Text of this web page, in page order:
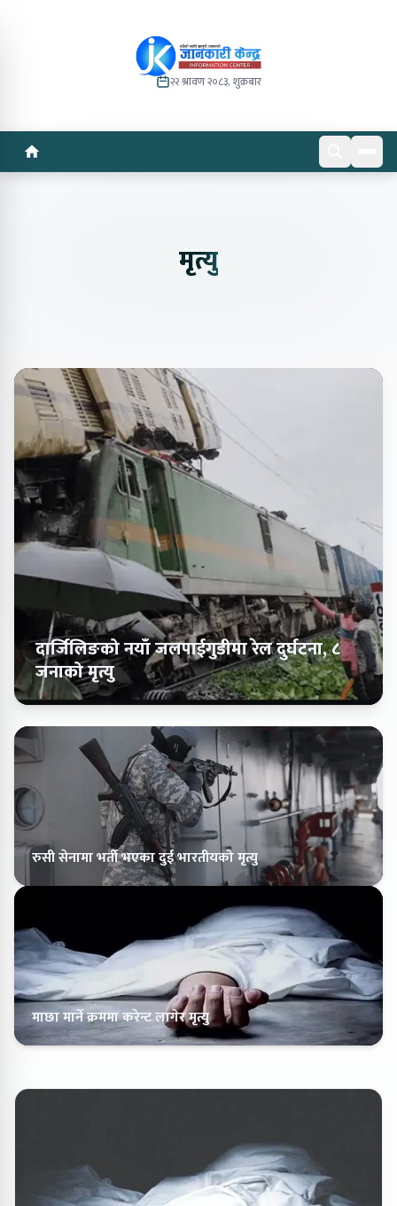
२२ श्रावण २०८३, शुक्रबार
मृत्यु
दार्जिलिङको नयाँ जलपाईगुडीमा रेल दुर्घटना, ८
जनाको मृत्यु
रुसी सेनामा भर्ती भएका दुई भारतीयको मृत्यु
माछा मार्ने क्रममा करेन्ट लागेर मृत्यु